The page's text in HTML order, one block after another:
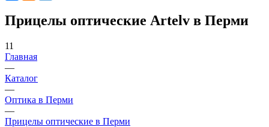
Прицелы оптические Artelv в Перми
11
Главная
—
Каталог
—
Оптика в Перми
—
Прицелы оптические в Перми